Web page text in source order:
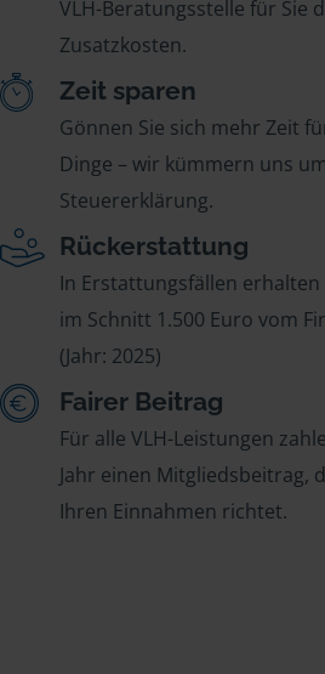
VLH-Beratungsstelle für Sie
Zusatzkosten.
Zeit sparen
Gönnen Sie sich mehr Zeit
Dinge – wir kümmern uns
Steuererklärung.
Rückerstattung
In Erstattungsfällen erhalten
im Schnitt 1.500 Euro vom
(Jahr: 2025)
Fairer Beitrag
Für alle VLH-Leistungen
Jahr einen Mitgliedsbeitrag,
Ihren Einnahmen richtet.